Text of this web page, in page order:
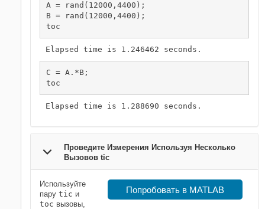
A = rand(12000,4400);
B = rand(12000,4400);
toc
C = A.*B;
toc
Проведите Измерения Используя Несколько
Вызовов tic
Попробовать в MATLAB
Используйте
пару tic и
toc вызовы,